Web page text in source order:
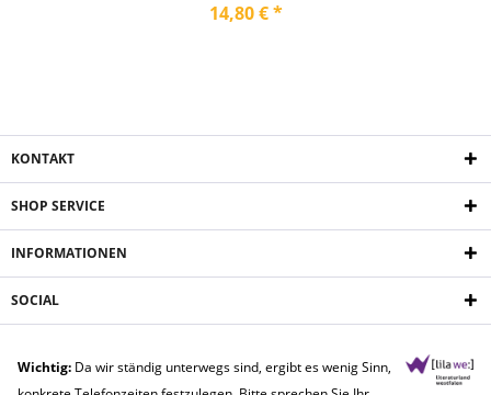
14,80 € *
KONTAKT
SHOP SERVICE
INFORMATIONEN
SOCIAL
Wichtig: Da wir ständig unterwegs sind, ergibt es wenig Sinn,